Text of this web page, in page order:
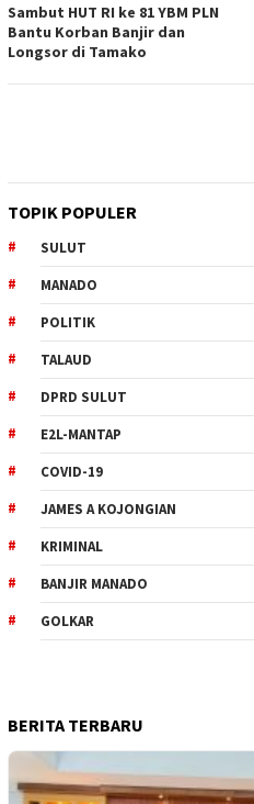
Sambut HUT RI ke 81 YBM PLN
Bantu Korban Banjir dan
Longsor di Tamako
TOPIK POPULER
SULUT
MANADO
POLITIK
TALAUD
DPRD SULUT
E2L-MANTAP
COVID-19
JAMES A KOJONGIAN
KRIMINAL
BANJIR MANADO
GOLKAR
BERITA TERBARU